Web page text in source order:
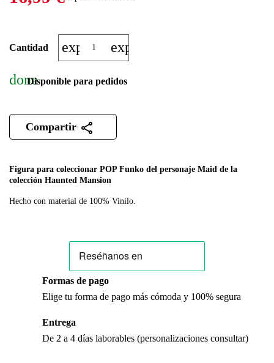
Figura para coleccionar POP Funko del personaje Maid de la
colección Haunted Mansion
Hecho con material de 100% Vinilo.
Cantidad expand_moreexpand_less
doneDisponible para pedidos
Compartir
Formas de pago
Elige tu forma de pago más cómoda y 100% segura
Entrega
De 2 a 4 días laborables (personalizaciones consultar)